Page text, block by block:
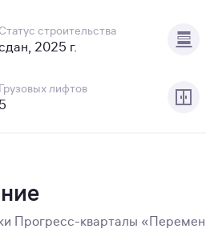
Статус строительства
2025 г.
Грузовых лифтов
5
Прогресс-кварталы